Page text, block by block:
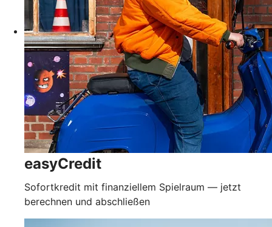
easyCredit
Sofortkredit mit finanziellem Spielraum — jetzt
berechnen und abschließen